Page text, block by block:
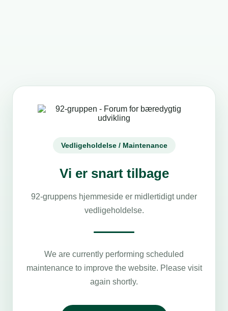
Vedligeholdelse / Maintenance
Vi er snart tilbage
92-gruppens hjemmeside er midlertidigt under
vedligeholdelse.
We are currently performing scheduled
maintenance to improve the website. Please visit
again shortly.